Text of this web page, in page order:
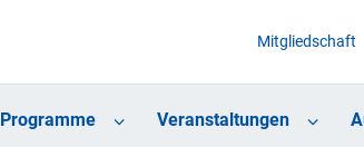
Mitgliedschaft
Veranstaltungen